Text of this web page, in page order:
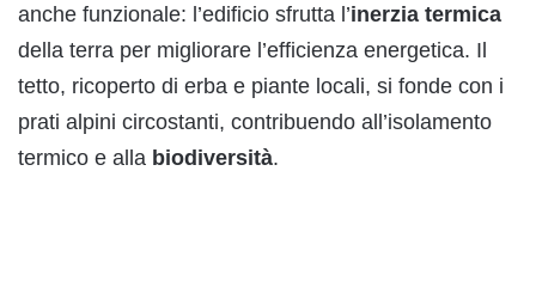
anche funzionale: l’edificio sfrutta l’inerzia termica
della terra per migliorare l’efficienza energetica. Il
tetto, ricoperto di erba e piante locali, si fonde con i
prati alpini circostanti, contribuendo all’isolamento
termico e alla biodiversità.